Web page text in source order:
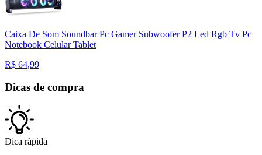
Caixa De Som Soundbar Pc Gamer Subwoofer P2 Led Rgb Tv Pc
Notebook Celular Tablet
R$ 64,99
Dicas de compra
Dica rápida